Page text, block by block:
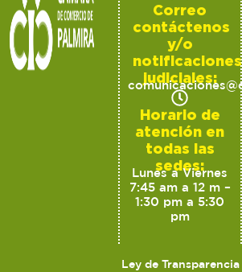
Correo
contáctenos
y/o
notificaciones
judiciales:
Horario de
atención en
todas las
sedes:
Lunes a Viernes
7:45 am a 12 m –
1:30 pm a 5:30
pm
Ley de Transparencia